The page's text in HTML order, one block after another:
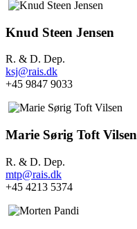
Knud Steen Jensen
R. & D. Dep.
ksj@rais.dk
+45 9847 9033
Marie Sørig Toft Vilsen
R. & D. Dep.
mtp@rais.dk
+45 4213 5374